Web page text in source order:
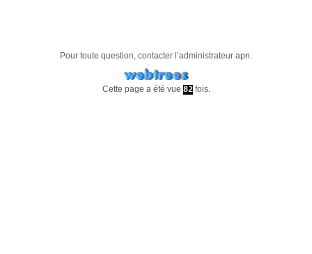
Pour toute question, contacter l’administrateur apn.
Cette page a été vue 82fois.